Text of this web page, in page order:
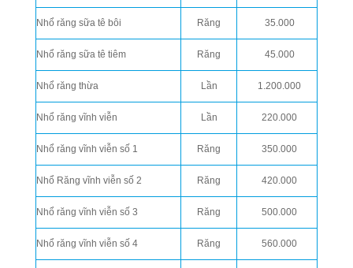
Nhổ răng sữa tê bôi Răng 35.000
Nhổ răng sữa tê tiêm Răng 45.000
Nhổ răng thừa Lần 1.200.000
Nhổ răng vĩnh viễn Lần 220.000
Nhổ răng vĩnh viễn số 1 Răng 350.000
Nhổ Răng vĩnh viễn số 2 Răng 420.000
Nhổ răng vĩnh viễn số 3 Răng 500.000
Nhổ răng vĩnh viễn số 4 Răng 560.000